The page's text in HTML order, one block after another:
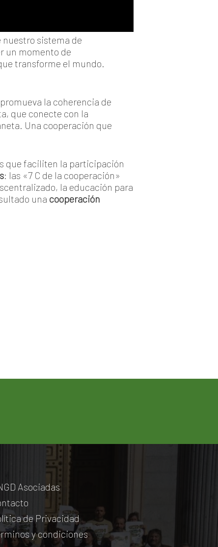
nuestro sistema de
un momento de
transforme el mundo.
la coherencia de
que conecte con la
Una cooperación que
que faciliten la participación
: las «7 C de la cooperación»
la educación para
una cooperación
Asociadas
de Privacidad
y condiciones